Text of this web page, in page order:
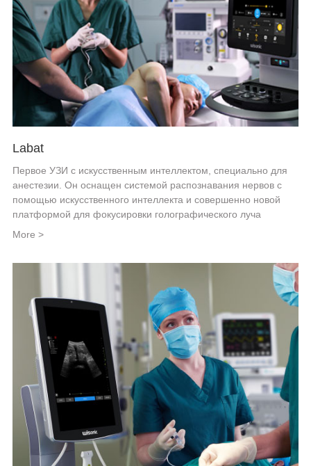
Labat
Первое УЗИ с искусственным интеллектом, специально для
анестезии. Он оснащен системой распознавания нервов с
помощью искусственного интеллекта и совершенно новой
платформой для фокусировки голографического луча
More >